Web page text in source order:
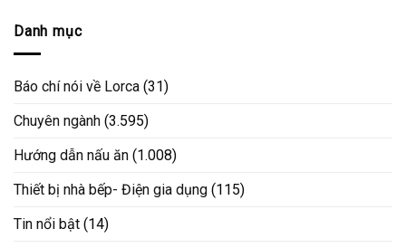
Danh mục
Báo chí nói về Lorca (31)
Chuyên ngành (3.595)
Hướng dẫn nấu ăn (1.008)
Thiết bị nhà bếp- Điện gia dụng (115)
Tin nổi bật (14)